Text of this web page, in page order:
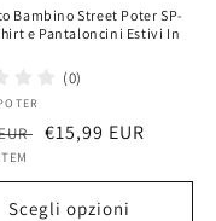
Bambino Street Poter SP-
e Pantaloncini Estivi In
(0)
Prezzo
€15,99 EUR
Scegli opzioni